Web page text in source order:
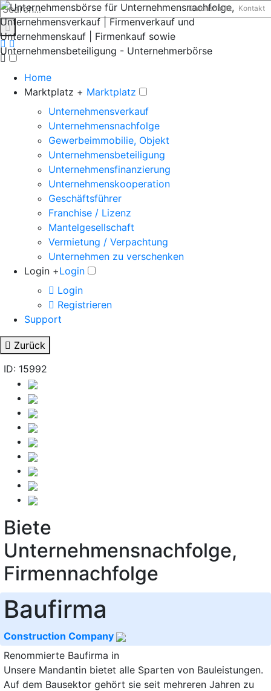
Datenschutz Kontakt
Home
Marktplatz + Marktplatz
Unternehmensverkauf
Unternehmensnachfolge
Gewerbeimmobilie, Objekt
Unternehmensbeteiligung
Unternehmensfinanzierung
Unternehmenskooperation
Geschäftsführer
Franchise / Lizenz
Mantelgesellschaft
Vermietung / Verpachtung
Unternehmen zu verschenken
Login +Login
Login
Registrieren
Support
Zurück
ID: 15992
Biete
Unternehmensnachfolge,
Firmennachfolge
Baufirma
Construction Company
Renommierte Baufirma in
Unsere Mandantin bietet alle Sparten von Bauleistungen.
Auf dem Bausektor gehört sie seit mehreren Jahren zu